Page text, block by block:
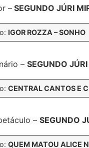
– SEGUNDO JÚRI
IGOR ROZZA – SONHO
– SEGUNDO
CENTRAL CANTOS E
– SEGUNDO
QUEM MATOU ALICE